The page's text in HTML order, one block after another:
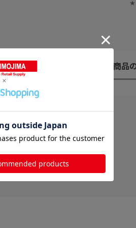
★
商品
りません。